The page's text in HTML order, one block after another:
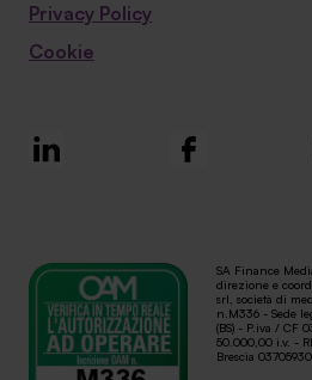
Privacy Policy
Cookie
SA Finance
direzione e
srl, società di
n.M336 - Sede
(BS) - P.iva / CF
50.000,00 i.v. -
Brescia